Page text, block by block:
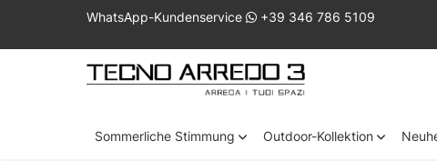
WhatsApp-Kundenservice +39 346 786 5109
Sommerliche Stimmung Outdoor-Kollektion